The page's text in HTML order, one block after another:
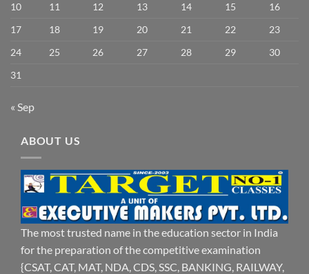
10
11 12 13 14 15
16
17
18 19 20 21 22
23
24
25 26 27 28 29
30
31
« Sep
ABOUT US
The most trusted name in the education sector in India
for the preparation of the competitive examination
{CSAT, CAT, MAT, NDA, CDS, SSC, BANKING, RAILWAY,